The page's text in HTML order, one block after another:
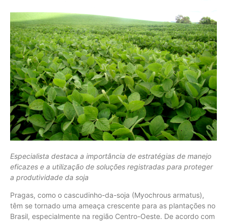
Especialista destaca a importância de estratégias de manejo
eficazes e a utilização de soluções registradas para proteger
a produtividade da soja
Pragas, como o cascudinho-da-soja (Myochrous armatus),
têm se tornado uma ameaça crescente para as plantações no
Brasil, especialmente na região Centro-Oeste. De acordo com